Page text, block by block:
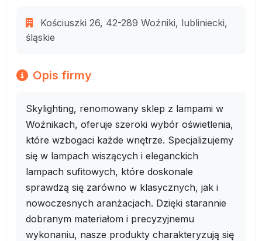
Kościuszki 26, 42-289 Woźniki, lubliniecki,
śląskie
Opis firmy
Skylighting, renomowany sklep z lampami w
Woźnikach, oferuje szeroki wybór oświetlenia,
które wzbogaci każde wnętrze. Specjalizujemy
się w lampach wiszących i eleganckich
lampach sufitowych, które doskonale
sprawdzą się zarówno w klasycznych, jak i
nowoczesnych aranżacjach. Dzięki starannie
dobranym materiałom i precyzyjnemu
wykonaniu, nasze produkty charakteryzują się